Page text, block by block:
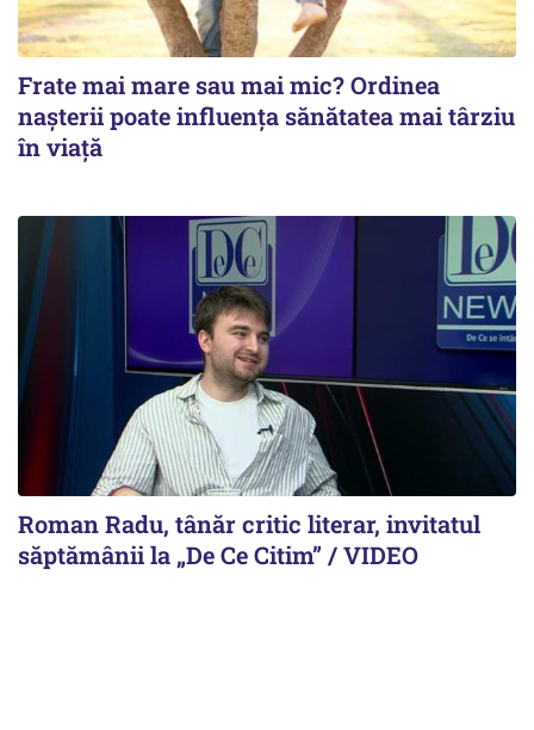
Frate mai mare sau mai mic? Ordinea
nașterii poate influența sănătatea mai târziu
în viață
Roman Radu, tânăr critic literar, invitatul
săptămânii la „De Ce Citim” / VIDEO